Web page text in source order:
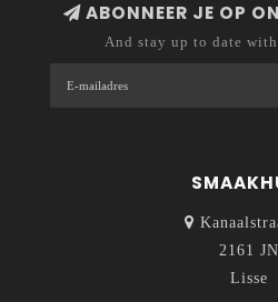
ABONNEER JE OP
And stay up to date
2161 JN
Lisse